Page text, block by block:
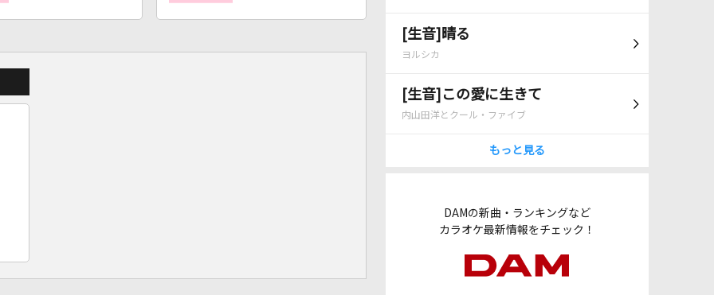
[生音]晴る
ヨルシカ
[生音]この愛に生きて
内山田洋とクール・ファイブ
もっと見る
DAMの新曲・ランキングなど
カラオケ最新情報をチェック！